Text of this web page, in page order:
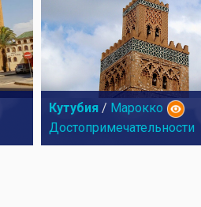
Кутубия / Марокко
Достопримечательности